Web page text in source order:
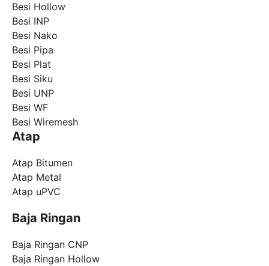
Besi Hollow
Besi INP
Besi Nako
Besi Pipa
Besi Plat
Besi Siku
Besi UNP
Besi WF
Besi Wiremesh
Atap
Atap Bitumen
Atap Metal
Atap uPVC
Baja Ringan
Baja Ringan CNP
Baja Ringan Hollow